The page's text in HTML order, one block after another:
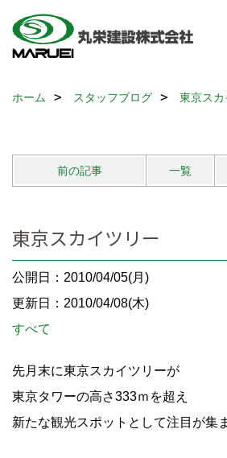
ホーム スタッフブログ 東京ス
前の記事 一覧
東京スカイツリー
公開日：2010/04/05(月)
更新日：2010/04/08(木)
すべて
先月末に東京スカイツリーが
東京タワーの高さ333ｍを超え
新たな観光スポットとして注目が集